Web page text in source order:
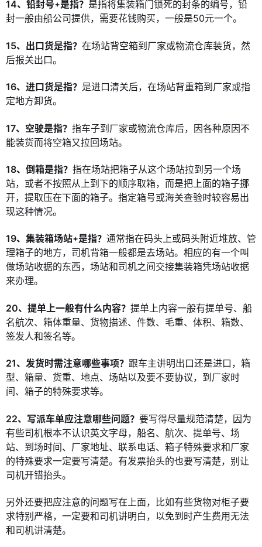
14、铅封号 是指？ 是指将集装箱门锁死的封条的编号，铅
封一般由船公司提供，需要花钱购买，一般是50元一个。
15、出口货是指？ 在场站背空箱到厂家或物流仓库装货，然
后报关出口。
16、进口货是指？ 是进口清关后，在场站背重箱到厂家或指
定地方卸货。
17、空驶是指？ 指车子到厂家或物流仓库后，因各种原因不
能装货而将空箱又拉回场站。
18、倒箱是指？ 指在场站把箱子从这个场站拉到另一个场
站，或者不按照从上到下的顺序取箱，而是把上面的箱子挪
开，提取压在下面的箱子。指定箱号或海关查验时较容易出
现这种情况。
19、集装箱场站 是指？ 通常指在码头上或码头附近堆放、管
理箱子的地方，司机背箱一般都是去场站。相应的有一个叫
做场站收据的东西，场站和司机之间交接集装箱凭场站收据
来办理。
20、提单上一般有什么内容？ 提单上内容一般有提单号、船
名航次、箱体重量、货物描述、件数、毛重、体积、箱数、
签发人和签名等。
21、发货时需注意哪些事项？ 跟车主讲明出口还是进口，箱
型、箱量、货重、地点、场站以及要不要协议，到厂家时
间、箱子的特殊要求等。
22、写派车单应注意哪些问题？ 要写得尽量规范清楚，因为
有些司机根本不认识英文字母，船名、航次、提单号、场
站、到场时间、厂家地址、联系电话、箱子特殊要求和厂家
的特殊要求一定要写清楚。有发票抬头的也要写清楚，别让
司机开错抬头。
另外还要把应注意的问题写在上面，比如有些货物对柜子要
求特别严格，一定要和司机讲明白，以免到时产生费用无法
和司机讲清楚。